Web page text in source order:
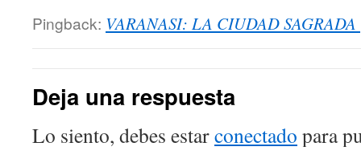
Pingback: VARANASI: LA CIUDAD
Deja una respuesta
Lo siento, debes estarconectado para